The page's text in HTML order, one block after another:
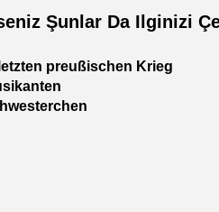
Şunlar Da Ilginizi
preußischen Krieg